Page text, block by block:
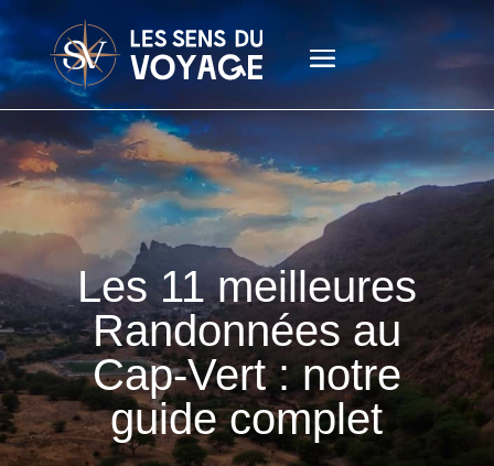
Les 11 meilleures
Randonnées au
Cap-Vert : notre
guide complet